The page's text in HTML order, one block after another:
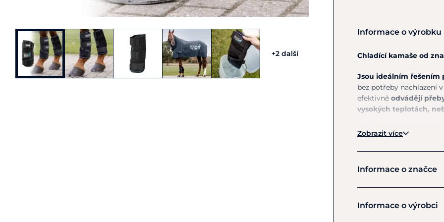
+2 další
Informace o výrobku
Chladící kamaše od
Jsou ideálním řešením
bez potřeby nachlazení
efektivně odvádějí
vysokých teplotách,
Předností je velmi
Voda se postupně
použití, tak na cestách
Zobrazit více
Informace o značce
Waldhausen
Informace o výrobci